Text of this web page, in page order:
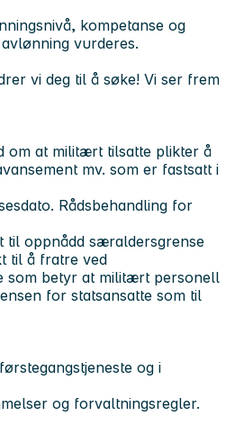
kompetanse og
vurderes.
vi deg til å søke! Vi ser frem
om at militært tilsatte plikter å
mv. som er fastsatt i
Rådsbehandling for
til oppnådd særaldersgrense
til å fratre ved
som betyr at militært personell
for statsansatte som til
og i
og forvaltningsregler.